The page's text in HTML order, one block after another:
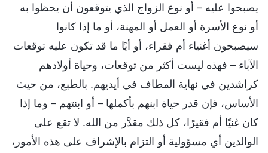
يصبحوا عليه – أو نوع الزواج الذي يتوقعون أن يحظوا به
أو نوع الأسرة أو العمل أو المهنة، أو ما إذا كانوا
سيصبحون أغنياء أم فقراء، أو أيًا ما قد تكون عليه توقعات
الآباء – فهذه ليست أكثر من توقعات، وحياة أولادهم
كراشدين في نهاية المطاف في أيديهم. بالطبع، من حيث
الأساس، فإن قدر حياة ابنهم بأكملها – أو ابنتهم – وما إذا
كان غنيًا أم فقيرًا، كل ذلك مقدَّر من الله. لا تقع على
الوالدين أي مسؤولية أو التزام بالإشراف على هذه الأمور،